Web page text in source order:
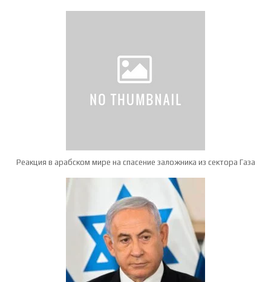
Реакция в арабском мире на спасение заложника из сектора Газа